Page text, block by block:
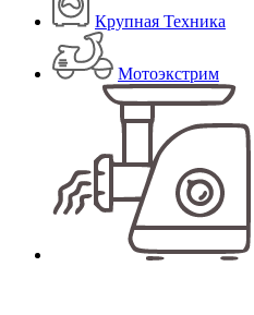
Крупная Техника
Мотоэкстрим